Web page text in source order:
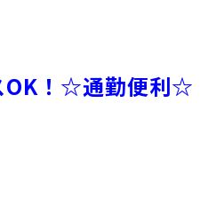
OK！☆通勤便利☆